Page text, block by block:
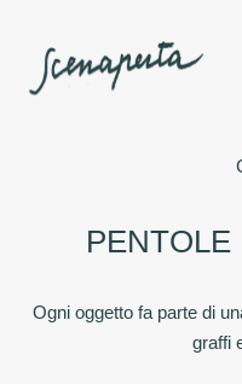
PENTOLE
Ogni oggetto fa parte di
graffi